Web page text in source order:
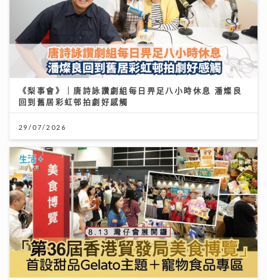
《梨事會》｜唐詩詠讚劇組每日畀足八小時休息 潘燦良
回到舊居彩虹邨拍劇好感觸
29/07/2026